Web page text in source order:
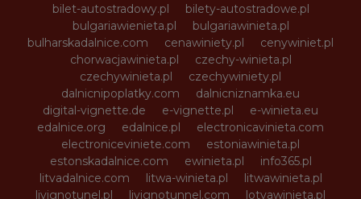
bilet-autostradowy.pl
bilety-autostradowe.pl
bulgariawienieta.pl
bulgariawinieta.pl
bulharskadalnice.com
cenawiniety.pl
cenywiniet.pl
chorwacjawinieta.pl
czechy-winieta.pl
czechywinieta.pl
czechywiniety.pl
dalnicnipoplatky.com
dalnicniznamka.eu
digital-vignette.de
e-vignette.pl
e-winieta.eu
edalnice.org
edalnice.pl
electronicavinieta.com
electroniceviniete.com
estoniawinieta.pl
estonskadalnice.com
ewinieta.pl
info365.pl
litvadalnice.com
litwa-winieta.pl
litwawinieta.pl
livignotunel.pl
livignotunnel.com
lotvawinieta.pl